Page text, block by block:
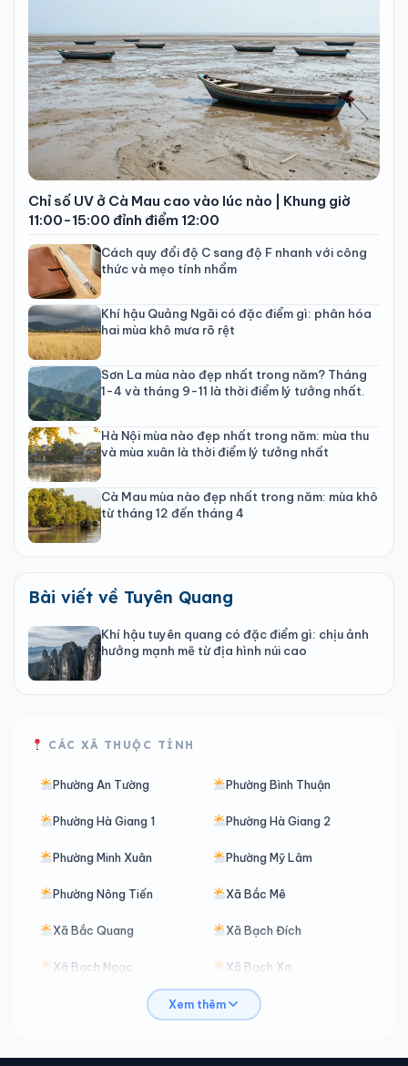
Chỉ số UV ở Cà Mau cao vào lúc nào | Khung giờ
11:00-15:00 đỉnh điểm 12:00
Cách quy đổi độ C sang độ F nhanh với công
thức và mẹo tính nhẩm
Khí hậu Quảng Ngãi có đặc điểm gì: phân hóa
hai mùa khô mưa rõ rệt
Sơn La mùa nào đẹp nhất trong năm? Tháng
1-4 và tháng 9-11 là thời điểm lý tưởng nhất.
Hà Nội mùa nào đẹp nhất trong năm: mùa thu
và mùa xuân là thời điểm lý tưởng nhất
Cà Mau mùa nào đẹp nhất trong năm: mùa khô
từ tháng 12 đến tháng 4
Bài viết về Tuyên Quang
Khí hậu tuyên quang có đặc điểm gì: chịu ảnh
hưởng mạnh mẽ từ địa hình núi cao
CÁC XÃ THUỘC TỈNH
Phường An Tường Phường Bình Thuận
Phường Hà Giang 1 Phường Hà Giang 2
Phường Minh Xuân Phường Mỹ Lâm
Phường Nông Tiến Xã Bắc Mê
Xã Bắc Quang Xã Bạch Đích
Xã Bạch Ngọc Xã Bạch Xa
Xã Bằng Hành
Xem thêm